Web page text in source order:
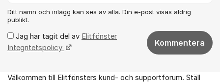
Ditt namn och inlägg kan ses av alla. Din e-post visas aldrig
publikt.
Jag har tagit del av Elitfönster
Integritetspolicy
Kommentera
Välkommen till Elitfönsters kund- och supportforum. Ställ